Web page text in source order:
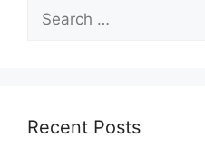
for:
Recent Posts